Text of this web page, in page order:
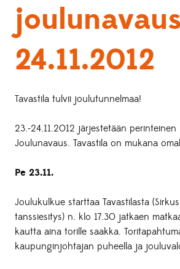
24.11.2012
Tavastila tulvii joulutunnelmaa!
23.-24.11.2012 järjestetään
Joulunavaus. Tavastila on mukana
Pe 23.11.
Joulukulkue starttaa Tavastilasta
tanssiesitys) n. klo 17.30 jatkaen
kautta aina torille saakka.
kaupunginjohtajan puheella ja